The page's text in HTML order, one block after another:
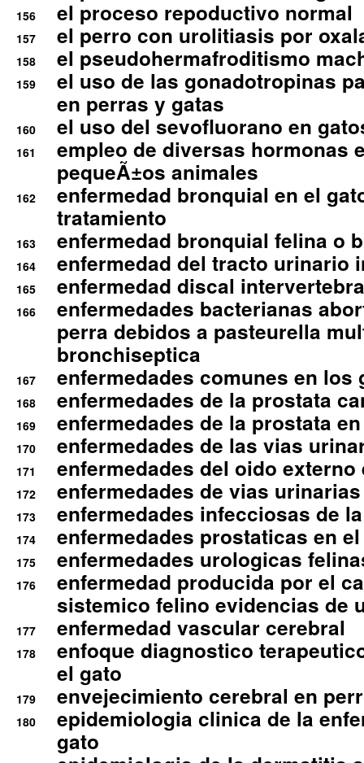
156 el proceso repoductivo normal
157 el perro con urolitiasis por
158 el pseudohermafroditismo
159
el uso de las gonadotropinas
en perras y gatas
160 el uso del sevofluorano en
161
empleo de diversas hormonas
pequeÃ±os animales
162
enfermedad bronquial en el
tratamiento
163 enfermedad bronquial felina o
164 enfermedad del tracto urinario
165 enfermedad discal
166
enfermedades bacterianas
perra debidos a pasteurella
bronchiseptica
167 enfermedades comunes en los
168 enfermedades de la prostata
169 enfermedades de la prostata
170 enfermedades de las vias
171 enfermedades del oido
172 enfermedades de vias
173 enfermedades infecciosas de
174 enfermedades prostaticas en
175 enfermedades urologicas
176
enfermedad producida por el
sistemico felino evidencias de
177 enfermedad vascular cerebral
178
enfoque diagnostico
el gato
179 envejecimiento cerebral en
180
epidemiologia clinica de la
gato